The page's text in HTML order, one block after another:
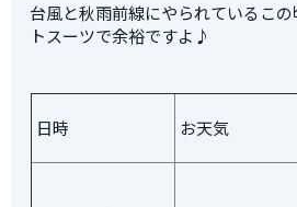
台風と秋雨前線にやられているこ
トスーツで余裕ですよ♪
日時 お天気